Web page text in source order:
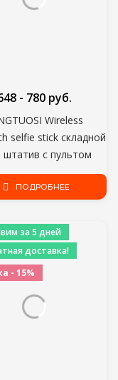
Wireless
selfie stick складной
штатив с пультом
управления
fill light для IOS
- 780 руб.
ПОДРОБНЕЕ
за 5 дней
доставка!
- 15%